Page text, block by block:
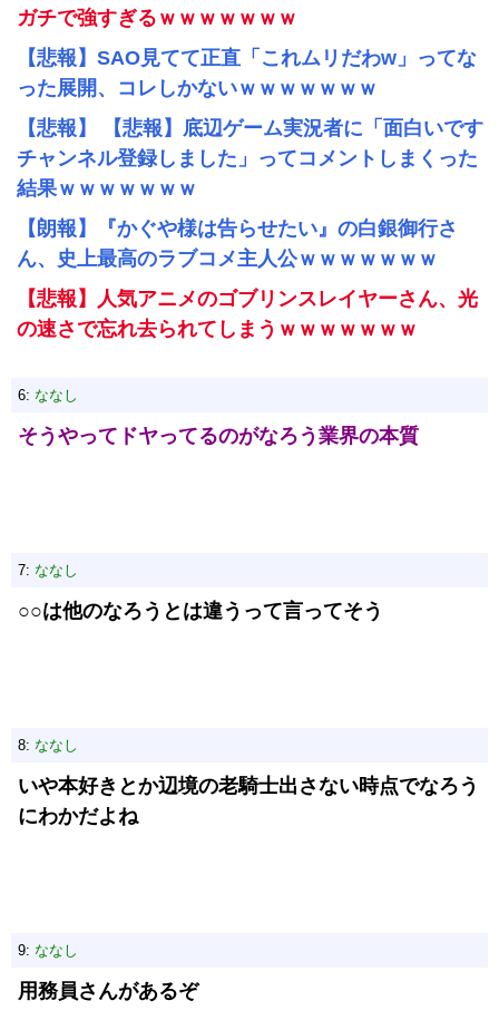
ガチで強すぎるｗｗｗｗｗｗｗ
【悲報】SAO見てて正直「これムリだわw」ってな
った展開、コレしかないｗｗｗｗｗｗｗ
【悲報】 【悲報】底辺ゲーム実況者に「面白いです
チャンネル登録しました」ってコメントしまくった
結果ｗｗｗｗｗｗｗ
【朗報】『かぐや様は告らせたい』の白銀御行さ
ん、史上最高のラブコメ主人公ｗｗｗｗｗｗｗ
【悲報】人気アニメのゴブリンスレイヤーさん、光
の速さで忘れ去られてしまうｗｗｗｗｗｗｗ
6: ななし
そうやってドヤってるのがなろう業界の本質
7: ななし
○○は他のなろうとは違うって言ってそう
8: ななし
いや本好きとか辺境の老騎士出さない時点でなろう
にわかだよね
9: ななし
用務員さんがあるぞ